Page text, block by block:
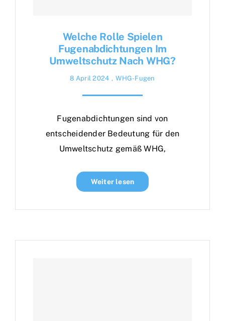
Welche Rolle Spielen
Fugenabdichtungen Im
Umweltschutz Nach WHG?
8 April 2024 , WHG-Fugen
Fugenabdichtungen sind von
entscheidender Bedeutung für den
Umweltschutz gemäß WHG,
Weiter lesen